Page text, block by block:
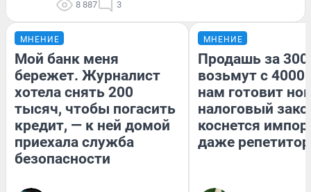
8 887 3
МНЕНИЕ
Мой банк меня
бережет. Журналист
хотела снять 200
тысяч, чтобы погасить
кредит, — к ней домой
приехала служба
безопасности
МНЕНИЕ
Продашь за
возьмут с
нам готовит
налоговый
коснется
даже